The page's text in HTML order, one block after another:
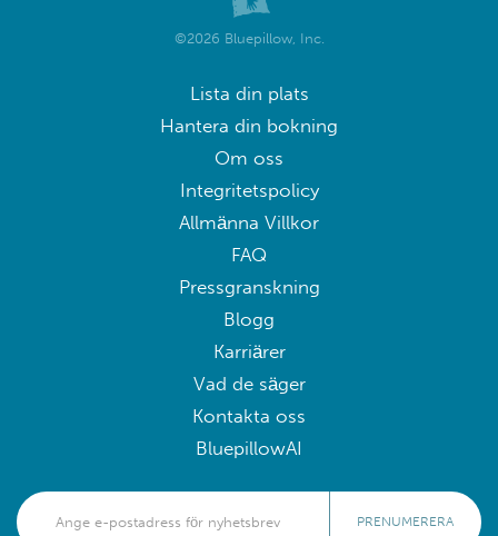
©2026 Bluepillow, Inc.
Lista din plats
Hantera din bokning
Om oss
Integritetspolicy
Allmänna Villkor
FAQ
Pressgranskning
Blogg
Karriärer
Vad de säger
Kontakta oss
BluepillowAI
PRENUMERERA